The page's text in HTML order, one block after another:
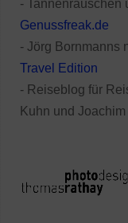
- Tannenrauschen
Genussfreak.de
- Jörg Bornmanns
Travel Edition
- Reiseblog für
Kuhn und